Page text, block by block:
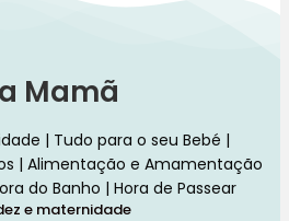
Mamã
| Tudo para o seu Bebé |
| Alimentação e Amamentação
do Banho | Hora de Passear
e maternidade